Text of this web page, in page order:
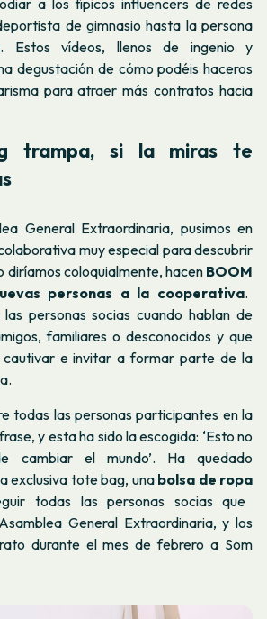
a los típicos influencers de redes
de gimnasio hasta la persona
Estos vídeos, llenos de ingenio y
degustación de cómo podéis haceros
para atraer más contratos hacia
trampa, si la miras te
General Extraordinaria, pusimos en
muy especial para descubrir
diríamos coloquialmente, hacen BOOM
personas a la cooperativa.
personas socias cuando hablan de
familiares o desconocidos y que
e invitar a formar parte de la
todas las personas participantes en la
y esta ha sido la escogida: ‘Esto no
el mundo’. Ha quedado
exclusiva tote bag, una bolsa de ropa
todas las personas socias que
General Extraordinaria, y los
durante el mes de febrero a Som